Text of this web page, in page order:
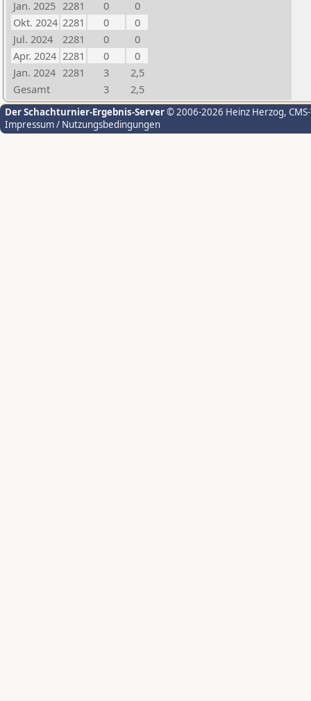
Jan. 2025 2281 0
0
Okt. 2024 2281 0
0
Jul. 2024
2281 0
0
Apr. 2024 2281 0
0
Jan. 2024 2281 3
2,5
Gesamt
3 2,5
Der Schachturnier-Ergebnis-Server© 2006-2026 Heinz Herzog,
Impressum / Nutzungsbedingungen